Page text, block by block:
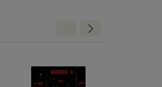
Előre